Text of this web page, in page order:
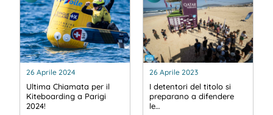
26 Aprile 2024
Ultima Chiamata per il
Kiteboarding a Parigi
2024!
26 Aprile 2023
I detentori del titolo si
preparano a difendere
le…